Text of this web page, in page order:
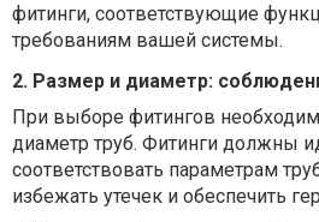
фитинги, соответствующие
требованиям вашей системы.
2. Размер и диаметр:
При выборе фитингов
диаметр труб. Фитинги должны
соответствовать параметрам
избежать утечек и обеспечить